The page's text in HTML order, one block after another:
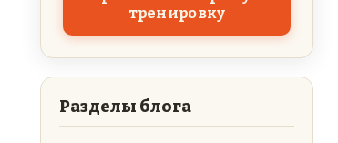
тренировку
Разделы блога